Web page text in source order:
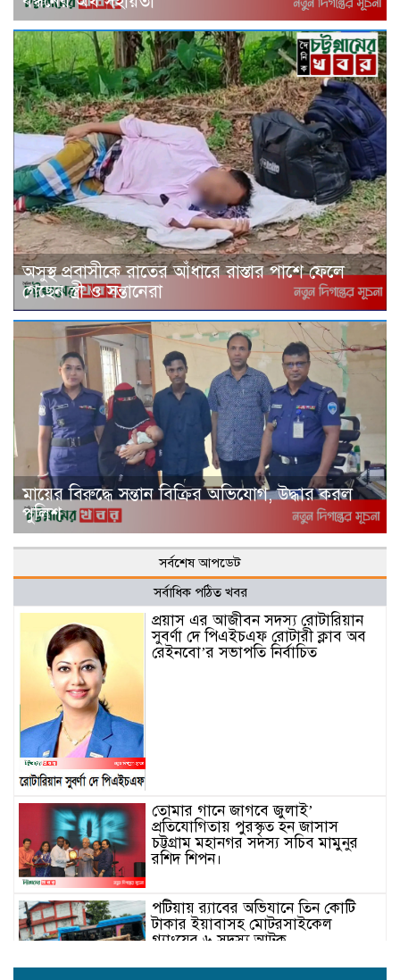
অসুস্থ প্রবাসীকে রাতের আঁধারে রাস্তার পাশে ফেলে
গেছেন স্ত্রী ও সন্তানেরা
মায়ের বিরুদ্ধে সন্তান বিক্রির অভিযোগ, উদ্ধার করল
পুলিশ
সর্বশেষ আপডেট
সর্বাধিক পঠিত খবর
প্রয়াস এর আজীবন সদস্য রোটারিয়ান
সুবর্ণা দে পিএইচএফ রোটারী ক্লাব অব
রেইনবো’র সভাপতি নির্বাচিত
তোমার গানে জাগবে জুলাই’
প্রতিযোগিতায় পুরস্কৃত হন জাসাস
চট্টগ্রাম মহানগর সদস‌্য স‌চিব মামুনুর
রশিদ শিপন।
পটিয়ায় র‍্যাবের অভিযানে তিন কোটি
টাকার ইয়াবাসহ মোটরসাইকেল
গ্যাংয়ের ৬ সদস্য আটক